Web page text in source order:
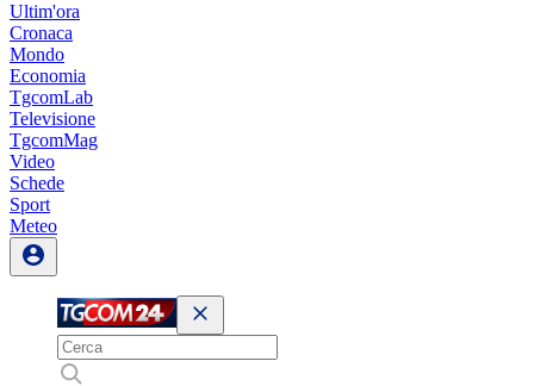
Ultim'ora
Cronaca
Mondo
Economia
TgcomLab
Televisione
TgcomMag
Video
Schede
Sport
Meteo